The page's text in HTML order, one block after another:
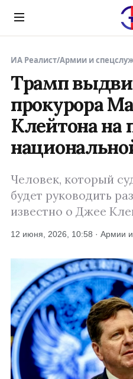
Menu
ИА Реалист/Армии и
Трамп
прокурора
Клейтона на
Человек, который
будет руководить
известно о Джее
12 июня, 2026, 10:58 · Армии